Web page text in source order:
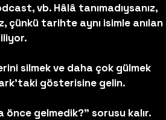
vb. Hâlâ tanımadıysanız,
çünkü tarihte aynı isimle anılan
silmek ve daha çok gülmek
gösterisine gelin.
önce gelmedik?” sorusu kalır.